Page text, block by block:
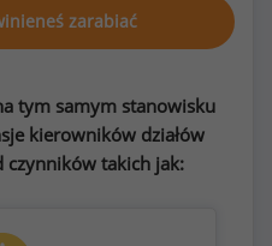
zarabiać
tym samym stanowisku
kierowników działów
czynników takich jak: